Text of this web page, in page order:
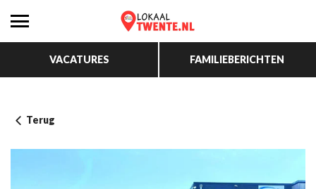
VACATURES FAMILIEBERICHTEN
Terug